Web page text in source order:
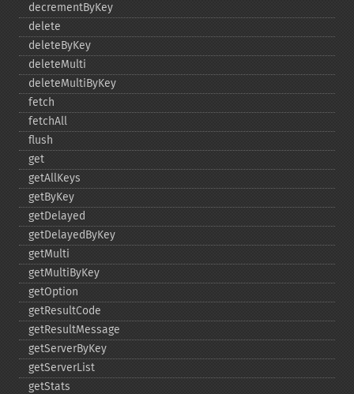
decrementByKey
delete
deleteByKey
deleteMulti
deleteMultiByKey
fetch
fetchAll
flush
get
getAllKeys
getByKey
getDelayed
getDelayedByKey
getMulti
getMultiByKey
getOption
getResultCode
getResultMessage
getServerByKey
getServerList
getStats